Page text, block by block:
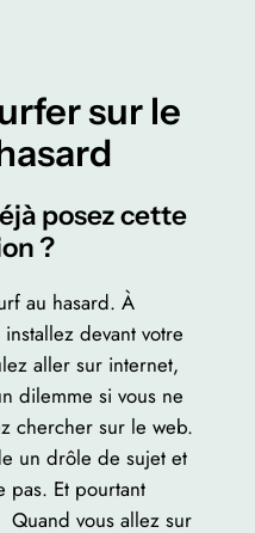
sur le
posez cette
?
au hasard. À
devant votre
aller sur internet,
dilemme si vous ne
chercher sur le web.
un drôle de sujet et
pas. Et pourtant
Quand vous allez sur